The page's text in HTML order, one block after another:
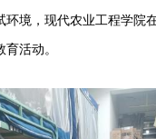
环境，现代农业工程学院
活动。